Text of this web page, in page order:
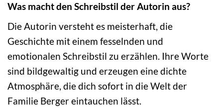
Was macht den Schreibstil der Autorin aus?
Die Autorin versteht es meisterhaft, die
Geschichte mit einem fesselnden und
emotionalen Schreibstil zu erzählen. Ihre Worte
sind bildgewaltig und erzeugen eine dichte
Atmosphäre, die dich sofort in die Welt der
Familie Berger eintauchen lässt.